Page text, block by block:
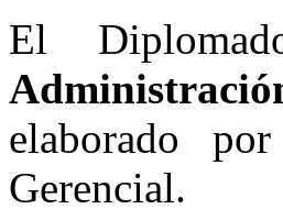
El
elaborado
Gerencial.